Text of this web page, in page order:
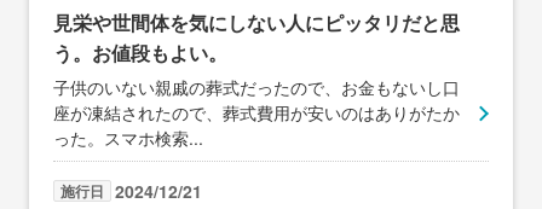
見栄や世間体を気にしない人にピッタリだと思
う。お値段もよい。
子供のいない親戚の葬式だったので、お金もないし口
座が凍結されたので、葬式費用が安いのはありがたか
った。スマホ検索...
施行日 2024/12/21